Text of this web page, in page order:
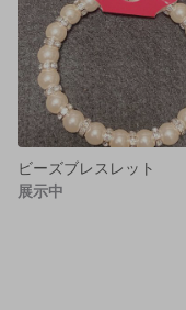
ビーズブレスレット
展示中